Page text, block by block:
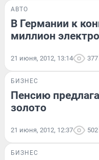
АВТО
В Германии к
миллион
21 июня, 2012, 13:14 377
БИЗНЕС
Пенсию
золото
21 июня, 2012, 12:37 502
БИЗНЕС